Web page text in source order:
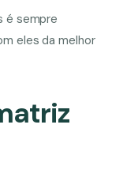
é sempre
eles da melhor